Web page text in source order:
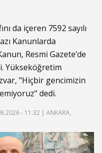
da içeren 7592 sayılı
Kanunlarda
Resmi Gazete’de
Yükseköğretim
"Hiçbir gencimizin
dedi.
- 11:32 | ANKARA,